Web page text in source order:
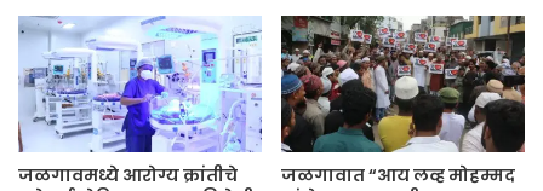
जळगावमध्ये आरोग्य क्रांतीचे
जळगावात “आय लव्ह मोहम्मद